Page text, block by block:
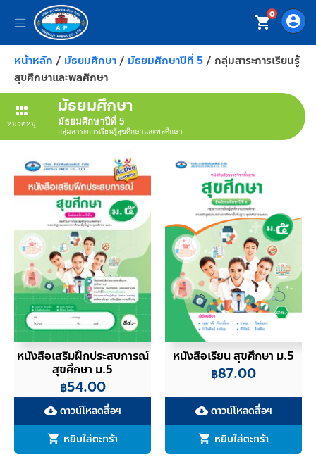
account_circle
shopping_cart0
หน้าหลัก / มัธยมศึกษา/ มัธยมศึกษาปีที่ 5/ กลุ่มสาระการเรียนรู้
สุขศึกษาและพลศึกษา
หมวดหมู่
มัธยมศึกษา
มัธยมศึกษาปีที่ 5
กลุ่มสาระการเรียนรู้สุขศึกษาและพลศึกษา
หนังสือเสริมฝึกประสบการณ์
สุขศึกษา ม.5
฿54.00
cloud_downloadดาวน์โหลดสื่อฯ
หยิบใส่ตะกร้า
หนังสือเรียน สุขศึกษา ม.5
฿87.00
cloud_downloadดาวน์โหลดสื่อฯ
หยิบใส่ตะกร้า